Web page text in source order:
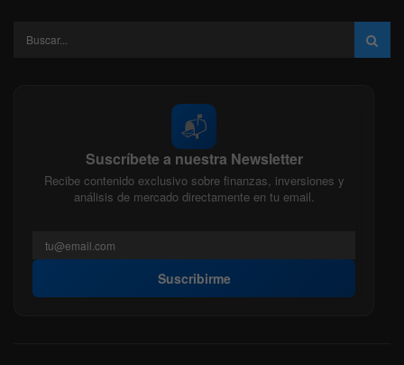
📬
Suscríbete a nuestra Newsletter
Recibe contenido exclusivo sobre finanzas, inversiones y
análisis de mercado directamente en tu email.
Suscribirme